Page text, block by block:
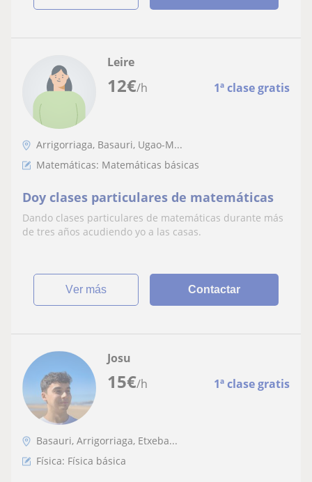
12€/h 1ª clase gratis
Leire
Arrigorriaga, Basauri, Ugao-M...
Matemáticas: Matemáticas básicas
Doy clases particulares de matemáticas
Dando clases particulares de matemáticas durante más
de tres años acudiendo yo a las casas.
ver más Contactar
15€/h 1ª clase gratis
Josu
Basauri, Arrigorriaga, Etxeba...
Física: Física básica